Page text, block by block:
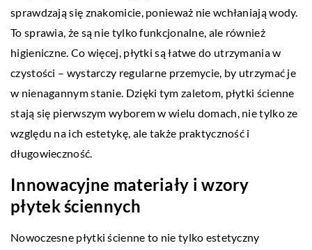
sprawdzają się znakomicie, ponieważ nie wchłaniają wody.
To sprawia, że są nie tylko funkcjonalne, ale również
higieniczne. Co więcej, płytki są łatwe do utrzymania w
czystości – wystarczy regularne przemycie, by utrzymać je
w nienagannym stanie. Dzięki tym zaletom, płytki ścienne
stają się pierwszym wyborem w wielu domach, nie tylko ze
względu na ich estetykę, ale także praktyczność i
długowieczność.
Innowacyjne materiały i wzory
płytek ściennych
Nowoczesne płytki ścienne to nie tylko estetyczny